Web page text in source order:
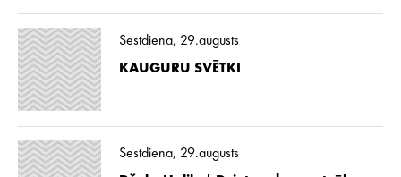
Sestdiena, 29.augusts
KAUGURU SVĒTKI
Sestdiena, 29.augusts